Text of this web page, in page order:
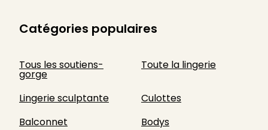
Catégories populaires
Tous les soutiens-
gorge
Toute la lingerie
Lingerie sculptante
Culottes
Balconnet
Bodys